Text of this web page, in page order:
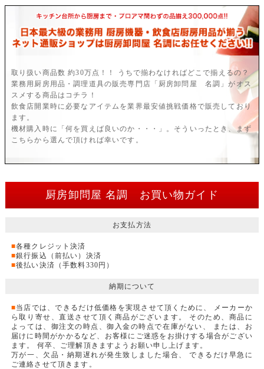
取り扱い商品数 約30万点！！ うちで揃わなければどこで揃えるの？
業務用厨房用品・調理道具の販売専門店「厨房卸問屋 名調」がオス
スメする商品はコチラ！
飲食店開業時に必要なアイテムを業界最安値挑戦価格で販売しており
ます。
機材購入時に「何を買えば良いのか・・・」。そういったとき、まず
こちらから選んで頂ければ幸いです。
厨房卸問屋 名調 お買い物ガイド
お支払方法
■各種クレジット決済
■銀行振込（前払い）決済
■後払い決済（手数料330円）
納期について
■当店では、できるだけ低価格を実現させて頂くために、 メーカーか
ら取り寄せ、直送させて頂く商品がございます。 そのため、商品に
よっては、御注文の時点、御入金の時点で在庫がない、 または、お
届けに時間がかかるなど、お客様にご迷惑をお掛けする場合がござい
ます。 何卒、ご理解頂きますようお願い申し上げます。
万が一、欠品・納期遅れが発生致しました場合、 できるだけ早急に
ご連絡させて頂きます。